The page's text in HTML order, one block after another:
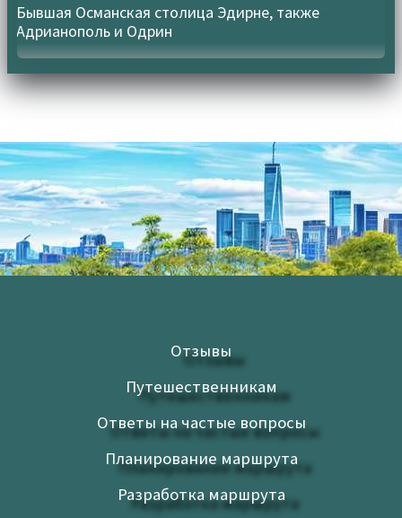
Бывшая Османская столица Эдирне, также
Адрианополь и Одрин
Отзывы
Путешественникам
Ответы на частые вопросы
Планирование маршрута
Разработка маршрута